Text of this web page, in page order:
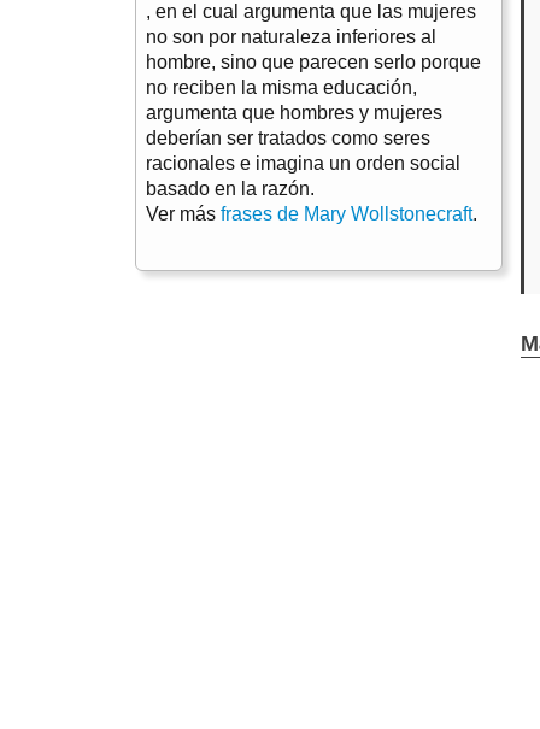
, en el cual argumenta que las mujeres
no son por naturaleza inferiores al
hombre, sino que parecen serlo porque
no reciben la misma educación,
argumenta que hombres y mujeres
deberían ser tratados como seres
racionales e imagina un orden social
basado en la razón.
Ver más frases de Mary Wollstonecraft.